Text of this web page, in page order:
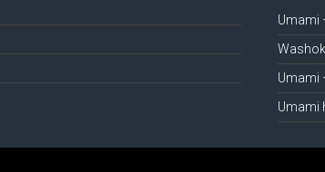
Umami
Umami
Umami